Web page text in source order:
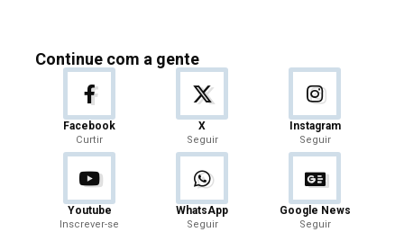
Continue com a gente
Facebook
Curtir
X
Seguir
Instagram
Seguir
Youtube
Inscrever-se
WhatsApp
Seguir
Google News
Seguir